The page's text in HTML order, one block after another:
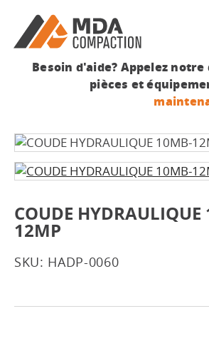
Besoin d'aide? Appelez
pièces et
COUDE HYDRAULIQUE
12MP
SKU: HADP-0060